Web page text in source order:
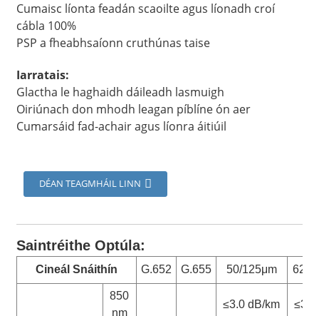
Cumaisc líonta feadán scaoilte agus líonadh croí
cábla 100%
PSP a fheabhsaíonn cruthúnas taise
Iarratais:
Glactha le haghaidh dáileadh lasmuigh
Oiriúnach don mhodh leagan píblíne ón aer
Cumarsáid fad-achair agus líonra áitiúil
DÉAN TEAGMHÁIL LINN
Saintréithe Optúla:
Cineál Snáithín G.652 G.655 50/125μm
850
nm
≤3.0 dB/km ≤3.3